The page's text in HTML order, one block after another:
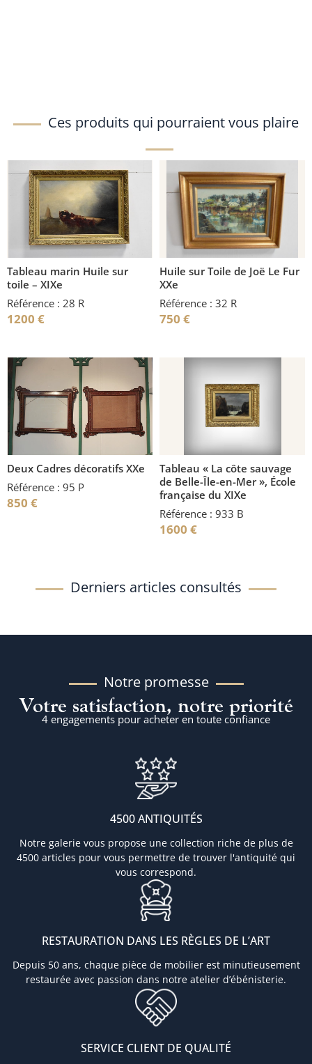
Ces produits qui pourraient vous plaire
Tableau marin Huile sur
toile – XIXe
Référence : 28 R
1200 €
Huile sur Toile de Joë Le Fur
XXe
Référence : 32 R
750 €
Deux Cadres décoratifs XXe
Référence : 95 P
850 €
Tableau « La côte sauvage
de Belle-Île-en-Mer », École
française du XIXe
Référence : 933 B
1600 €
Derniers articles consultés
Notre promesse
Votre satisfaction, notre priorité
4 engagements pour acheter en toute confiance
4500 ANTIQUITÉS
Notre galerie vous propose une collection riche de plus de
4500 articles pour vous permettre de trouver l'antiquité qui
vous correspond.
RESTAURATION DANS LES RÈGLES DE L’ART
Depuis 50 ans, chaque pièce de mobilier est minutieusement
restaurée avec passion dans notre atelier d’ébénisterie.
SERVICE CLIENT DE QUALITÉ